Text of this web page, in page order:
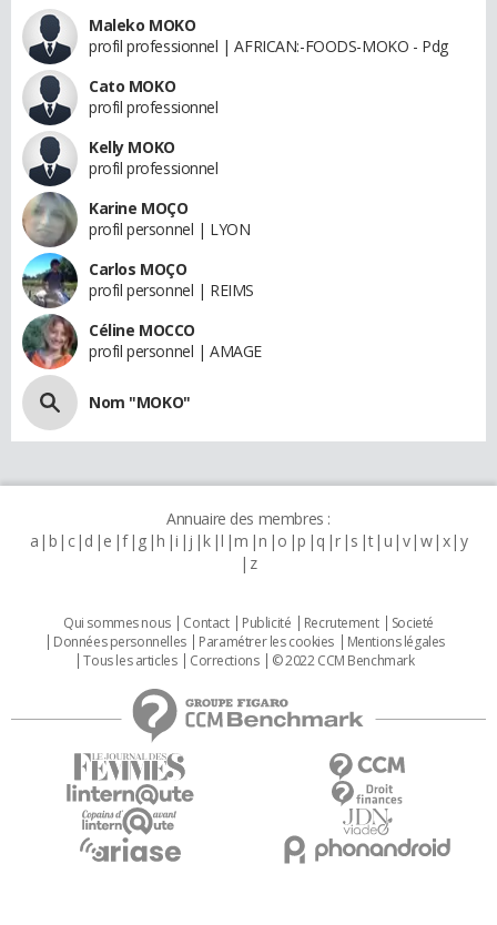
Maleko MOKO
profil professionnel | AFRICAN:-FOODS-MOKO - Pdg
Cato MOKO
profil professionnel
Kelly MOKO
profil professionnel
Karine MOÇO
profil personnel | LYON
Carlos MOÇO
profil personnel | REIMS
Céline MOCCO
profil personnel | AMAGE
Nom "MOKO"
Annuaire des membres :
a b c d e f g h i j k l m n o p q r s t u v w x y
z
Qui sommes nous Contact Publicité Recrutement
Societé
Données personnelles
Paramétrer les cookies
Mentions légales
Tous les articles
Corrections © 2022 CCM Benchmark